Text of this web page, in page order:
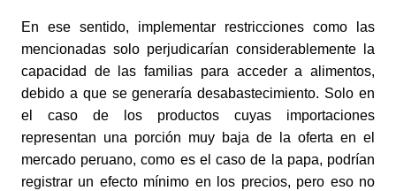
En ese sentido, implementar restricciones como las
mencionadas solo perjudicarían considerablemente la
capacidad de las familias para acceder a alimentos,
debido a que se generaría desabastecimiento. Solo en
el caso de los productos cuyas importaciones
representan una porción muy baja de la oferta en el
mercado peruano, como es el caso de la papa, podrían
registrar un efecto mínimo en los precios, pero eso no